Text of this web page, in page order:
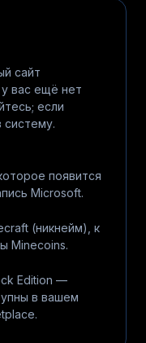
сайт
вас ещё нет
если
систему.
появится
Microsoft.
(никнейм), к
Minecoins.
Edition —
в вашем